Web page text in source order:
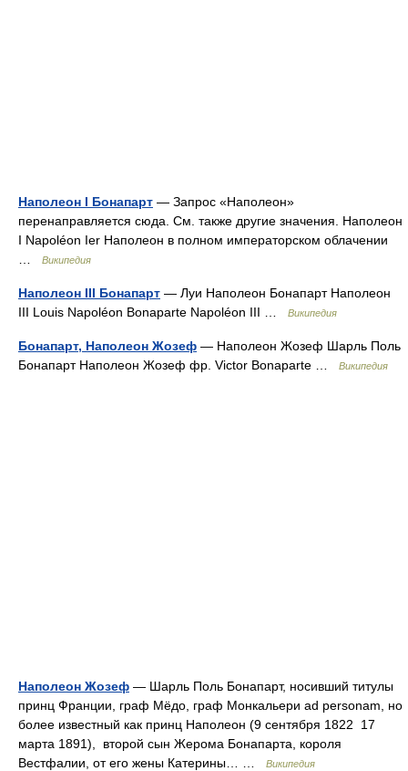
Наполеон I Бонапарт — Запрос «Наполеон»
перенаправляется сюда. Cм. также другие значения. Наполеон
I Napoléon Ier Наполеон в полном императорском облачении
Википедия
Наполеон III Бонапарт — Луи Наполеон Бонапарт Наполеон
III Louis Napoléon Bonaparte Napoléon III …
Википедия
Бонапарт, Наполеон Жозеф — Наполеон Жозеф Шарль Поль
Бонапарт Наполеон Жозеф фр. Victor Bonaparte …
Википедия
Наполеон Жозеф — Шарль Поль Бонапарт, носивший титулы
принц Франции, граф Мёдо, граф Монкальери ad personam, но
более известный как принц Наполеон (9 сентября 1822 17
марта 1891), второй сын Жерома Бонапарта, короля
Вестфалии, от его жены Катерины… …
Википедия